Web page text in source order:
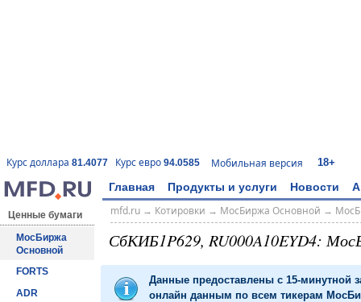
Курс доллара 81.4077 Курс евро 94.0585 Мобильная версия 18+
Главная Продукты и услуги Новости
Ценные бумаги
МосБиржа
Основной
FORTS
ADR
mfd.ru→ Котировки → МосБиржа Основной →
СбКИБ1P629, RU000A10EYD4:
Данные предоставлены с 15-минутной
онлайн данным по всем тикерам